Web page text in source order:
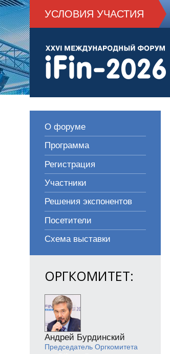
УСЛОВИЯ УЧАСТИЯ
О форуме
Программа
Регистрация
Участники
Решения экспонентов
Посетители
Схема выставки
ОРГКОМИТЕТ:
Андрей Бурдинский
Председатель Оргкомитета